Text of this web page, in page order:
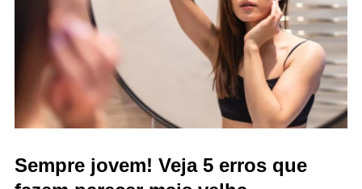
Sempre jovem! Veja 5 erros que